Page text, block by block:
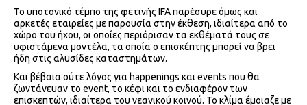
Το υποτονικό τέμπο της φετινής IFA παρέσυρε όμως και
αρκετές εταιρείες με παρουσία στην έκθεση, ιδιαίτερα από το
χώρο του ήχου, οι οποίες περιόρισαν τα εκθέματά τους σε
υφιστάμενα μοντέλα, τα οποία ο επισκέπτης μπορεί να βρει
ήδη στις αλυσίδες καταστημάτων.
Και βέβαια ούτε λόγος για happenings και events που θα
ζωντάνευαν το event, το κέφι και το ενδιαφέρον των
επισκεπτών, ιδιαίτερα του νεανικού κοινού. Το κλίμα έμοιαζε με